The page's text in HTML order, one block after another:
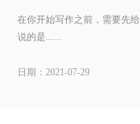
在你开始写作之前，需要先
说的是...…
日期：2021-07-29